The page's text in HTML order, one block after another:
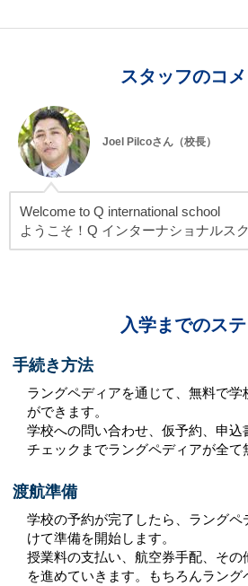
スタッフのコ
Joel Pilcoさん（校長）
Welcome to Q international school
ようこそ！Q インターナショナルス
入学までのス
手続き方法
ラングペディアを通じて、無料で
ができます。
学校への問い合わせ、仮予約、申
チェックまでラングペディアが全て
渡航準備
学校の予約が完了したら、ラングペ
けて準備を開始します。
授業料の支払い、航空券手配、そ
を進めていきます。もちろんラン